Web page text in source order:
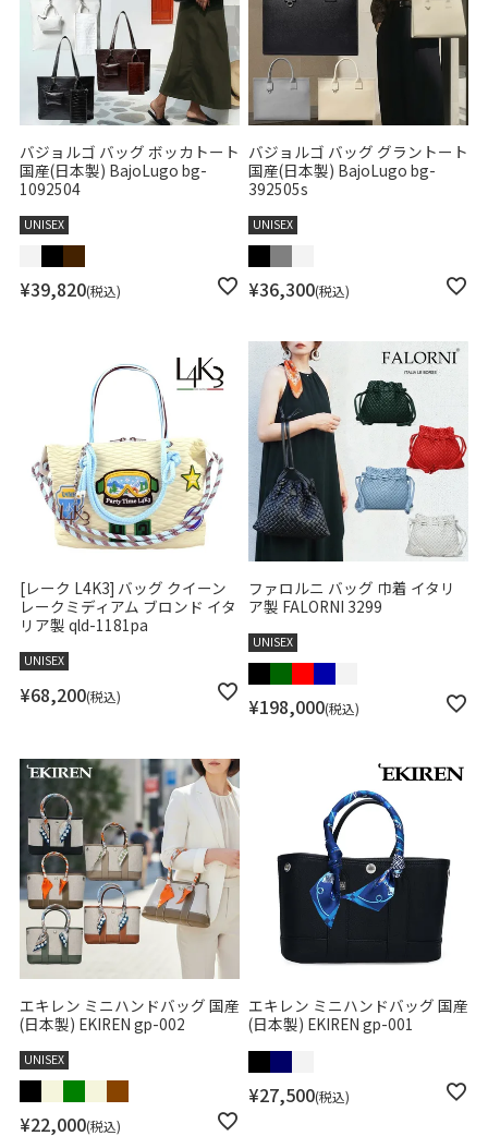
バジョルゴ バッグ ボッカトート
国産(日本製) BajoLugo bg-
1092504
UNISEX
¥39,820 税込
バジョルゴ バッグ グラントート
国産(日本製) BajoLugo bg-
392505s
UNISEX
¥36,300 税込
[レーク L4K3] バッグ クイーン
レークミディアム ブロンド イタ
リア製 qld-1181pa
UNISEX
¥68,200 税込
ファロルニ バッグ 巾着 イタリ
ア製 FALORNI 3299
UNISEX
¥198,000 税込
エキレン ミニハンドバッグ 国産
(日本製) EKIREN gp-002
UNISEX
¥22,000 税込
エキレン ミニハンドバッグ 国産
(日本製) EKIREN gp-001
¥27,500 税込